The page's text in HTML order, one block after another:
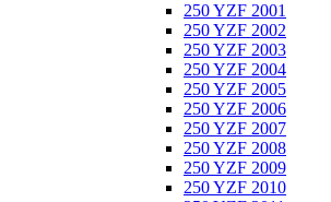
250 YZF 2001
250 YZF 2002
250 YZF 2003
250 YZF 2004
250 YZF 2005
250 YZF 2006
250 YZF 2007
250 YZF 2008
250 YZF 2009
250 YZF 2010